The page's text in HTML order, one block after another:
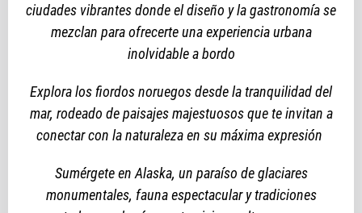
ciudades vibrantes donde el diseño y la gastronomía se
mezclan para ofrecerte una experiencia urbana
inolvidable a bordo
Explora los fiordos noruegos desde la tranquilidad del
mar, rodeado de paisajes majestuosos que te invitan a
conectar con la naturaleza en su máxima expresión
Sumérgete en Alaska, un paraíso de glaciares
monumentales, fauna espectacular y tradiciones